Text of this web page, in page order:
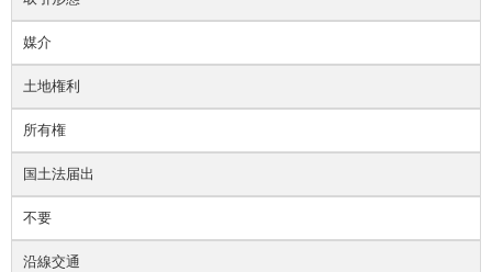
媒介
土地権利
所有権
国土法届出
不要
沿線交通